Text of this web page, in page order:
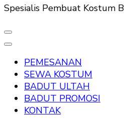
Spesialis Pembuat Kostum
PEMESANAN
SEWA KOSTUM
BADUT ULTAH
BADUT PROMOSI
KONTAK